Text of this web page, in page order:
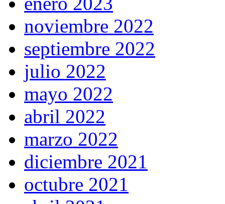
noviembre 2022
septiembre 2022
julio 2022
mayo 2022
abril 2022
marzo 2022
diciembre 2021
octubre 2021